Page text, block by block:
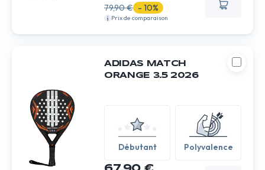
79,90 € - 10%
Prix de comparaison
ADIDAS MATCH
ORANGE 3.5 2026
Débutant Polyvalence